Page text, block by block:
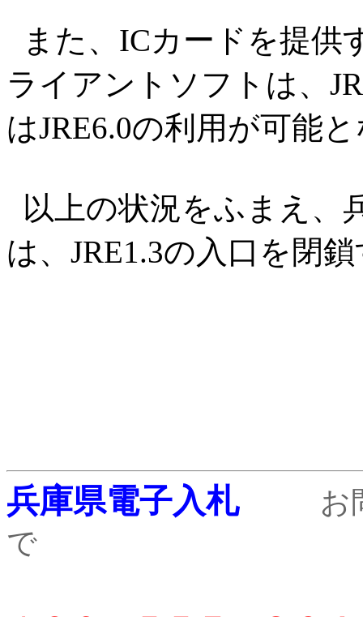
また、ICカードを提供
ライアントソフトは、
はJRE6.0の利用が可能
以上の状況をふまえ、
は、JRE1.3の入口を閉
兵庫県電子入札
お
で